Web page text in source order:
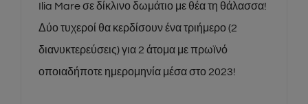
Ilia Mare σε δίκλινο δωμάτιο με θέα τη θάλασσα!
Δύο τυχεροί θα κερδίσουν ένα τριήμερο (2
διανυκτερεύσεις) για 2 άτομα με πρωϊνό
οποιαδήποτε ημερομηνία μέσα στο 2023!